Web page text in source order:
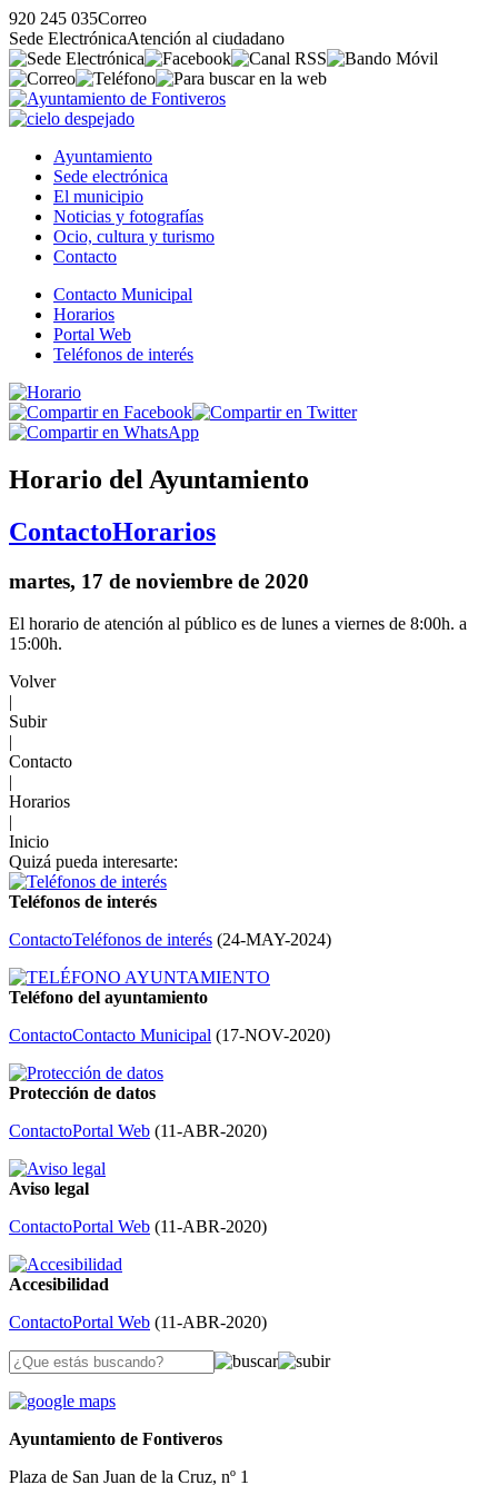
920 245 035Correo
Sede ElectrónicaAtención al ciudadano
Ayuntamiento
Sede electrónica
El municipio
Noticias y fotografías
Ocio, cultura y turismo
Contacto
Contacto Municipal
Horarios
Portal Web
Teléfonos de interés
Horario del Ayuntamiento
ContactoHorarios
martes, 17 de noviembre de 2020
El horario de atención al público es de lunes a viernes de 8:00h. a
15:00h.
Volver
|
Subir
|
Contacto
|
Horarios
|
Inicio
Quizá pueda interesarte:
Teléfonos de interés
ContactoTeléfonos de interés (24-MAY-2024)
Teléfono del ayuntamiento
ContactoContacto Municipal (17-NOV-2020)
Protección de datos
ContactoPortal Web (11-ABR-2020)
Aviso legal
ContactoPortal Web (11-ABR-2020)
Accesibilidad
ContactoPortal Web (11-ABR-2020)
Ayuntamiento de Fontiveros
Plaza de San Juan de la Cruz, nº 1